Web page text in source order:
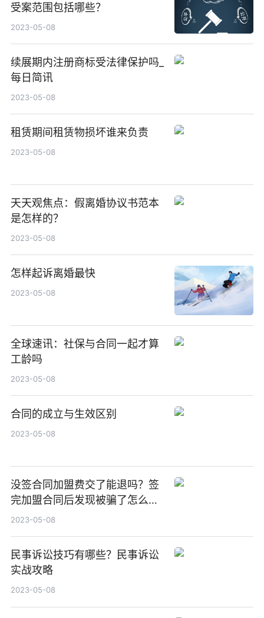
受案范围包括哪些？
2023-05-08
续展期内注册商标受法律保护吗_
每日简讯
2023-05-08
租赁期间租赁物损坏谁来负责
2023-05-08
天天观焦点：假离婚协议书范本
是怎样的？
2023-05-08
怎样起诉离婚最快
2023-05-08
全球速讯：社保与合同一起才算
工龄吗
2023-05-08
合同的成立与生效区别
2023-05-08
没签合同加盟费交了能退吗？签
完加盟合同后发现被骗了怎么
办？
2023-05-08
民事诉讼技巧有哪些？民事诉讼
实战攻略
2023-05-08